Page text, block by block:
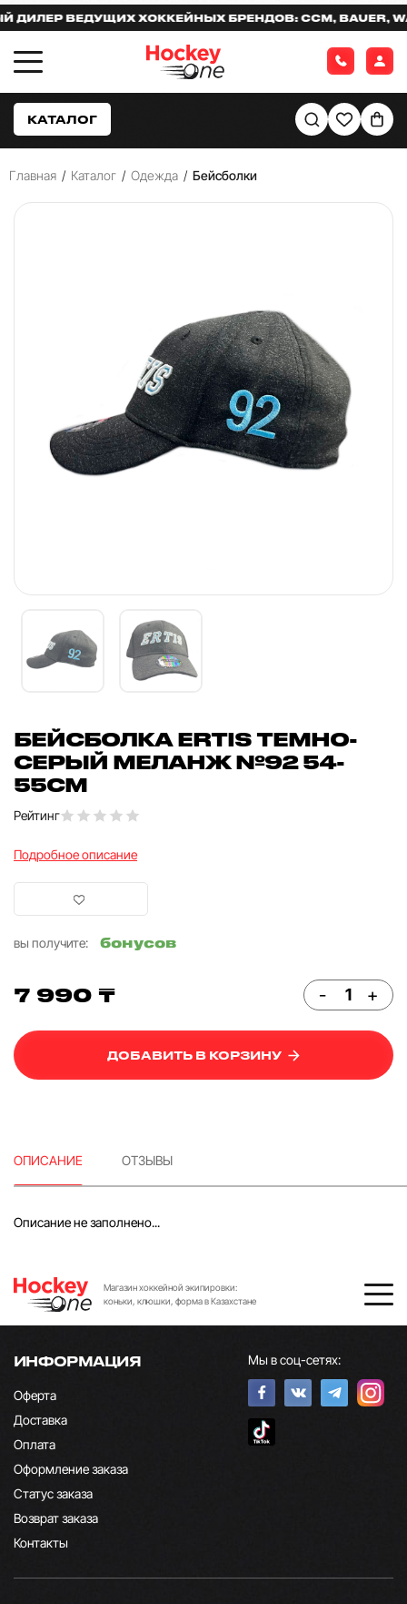
ВЕДУЩИХ ХОККЕЙНЫХ БРЕНДОВ: CCM, BAUER,
КАТАЛОГ
Главная / Каталог / Одежда / Бейсболки
БЕЙСБОЛКА ERTIS ТЕМНО-
СЕРЫЙ МЕЛАНЖ №92 54-
55СМ
Рейтинг
Подробное описание
вы получите: бонусов
7 990 ₸ - +
ДОБАВИТЬ В КОРЗИНУ
ОПИСАНИЕ ОТЗЫВЫ
Описание не заполнено...
Магазин хоккейной экипировки:
коньки, клюшки, форма в Казахстане
ИНФОРМАЦИЯ
Оферта
Доставка
Оплата
Оформление заказа
Статус заказа
Возврат заказа
Контакты
Мы в соц-сетях: